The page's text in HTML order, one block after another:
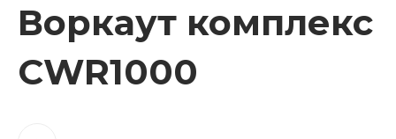
Воркаут комплекс
CWR1000